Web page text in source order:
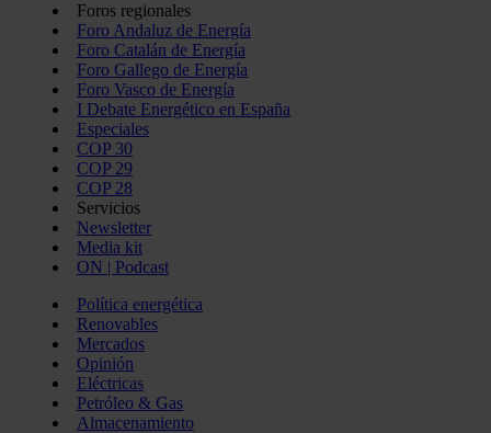
Foros regionales
Foro Andaluz de Energía
Foro Catalán de Energía
Foro Gallego de Energía
Foro Vasco de Energía
I Debate Energético en España
Especiales
COP 30
COP 29
COP 28
Servicios
Newsletter
Media kit
ON | Podcast
Política energética
Renovables
Mercados
Opinión
Eléctricas
Petróleo & Gas
Almacenamiento